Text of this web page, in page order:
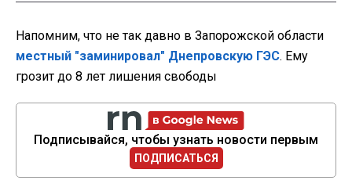
Напомним, что не так давно в Запорожской области
местный "заминировал" Днепровскую ГЭС. Ему
грозит до 8 лет лишения свободы
Подписывайся, чтобы узнать новости первым
ПОДПИСАТЬСЯ